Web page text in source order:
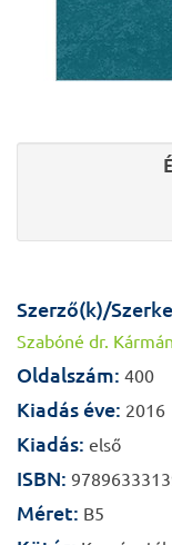
Szerző(k)/
Szabóné dr.
Oldalszám: 400
Kiadás éve: 2016
Kiadás: első
ISBN:
Méret: B5